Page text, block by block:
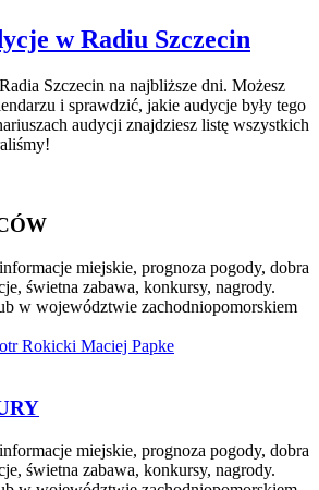
w Radiu Szczecin
Szczecin na najbliższe dni. Możesz
i sprawdzić, jakie audycje były tego
audycji znajdziesz listę wszystkich
miejskie, prognoza pogody, dobra
świetna zabawa, konkursy, nagrody.
w województwie zachodniopomorskiem
Rokicki Maciej Papke
miejskie, prognoza pogody, dobra
świetna zabawa, konkursy, nagrody.